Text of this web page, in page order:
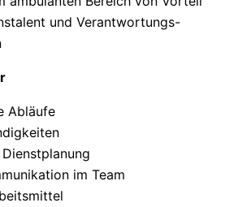
und Verantwortungs-
Abläufe
im Team